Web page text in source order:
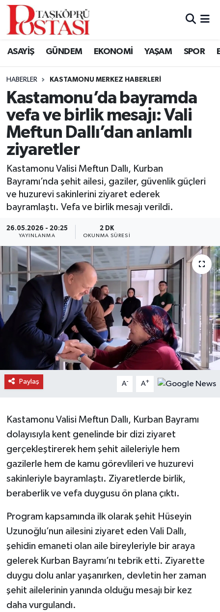
ASAYİŞ GÜNDEM EKONOMİ YAŞAM SPOR
HABERLER KASTAMONU MERKEZ HABERLERI
Kastamonu’da bayramda
vefa ve birlik mesajı: Vali
Meftun Dallı’dan anlamlı
ziyaretler
Kastamonu Valisi Meftun Dallı, Kurban
Bayramı’nda şehit ailesi, gaziler, güvenlik güçleri
ve huzurevi sakinlerini ziyaret ederek
bayramlaştı. Vefa ve birlik mesajı verildi.
26.05.2026 - 20:25
YAYINLANMA
2 DK
OKUNMA SÜRESI
Paylaş A- A+
Kastamonu Valisi Meftun Dallı, Kurban Bayramı
dolayısıyla kent genelinde bir dizi ziyaret
gerçekleştirerek hem şehit aileleriyle hem
gazilerle hem de kamu görevlileri ve huzurevi
sakinleriyle bayramlaştı. Ziyaretlerde birlik,
beraberlik ve vefa duygusu ön plana çıktı.
Program kapsamında ilk olarak şehit Hüseyin
Uzunoğlu’nun ailesini ziyaret eden Vali Dallı,
şehidin emaneti olan aile bireyleriyle bir araya
gelerek Kurban Bayramı’nı tebrik etti. Ziyarette
duygu dolu anlar yaşanırken, devletin her zaman
şehit ailelerinin yanında olduğu mesajı bir kez
daha vurgulandı.
Kastamonu Vefat Edenler
Araç Haberleri
Azdavay Haberleri
Çatalzeytin Haberleri
Cide Haberleri
Daday Haberleri
Devrekani Haberleri
Doğanyurt Haberleri
Hanönü Haberleri
İhsangazi Haberleri
İnebolu Haberleri
Küre Haberleri
Pınarbaşı Haberleri
Şenpazar Haberleri
Seydiler Haberleri
Taşköprü Haberleri
Tosya Haberleri
Karadeniz Haberleri
Ulusal Haberler